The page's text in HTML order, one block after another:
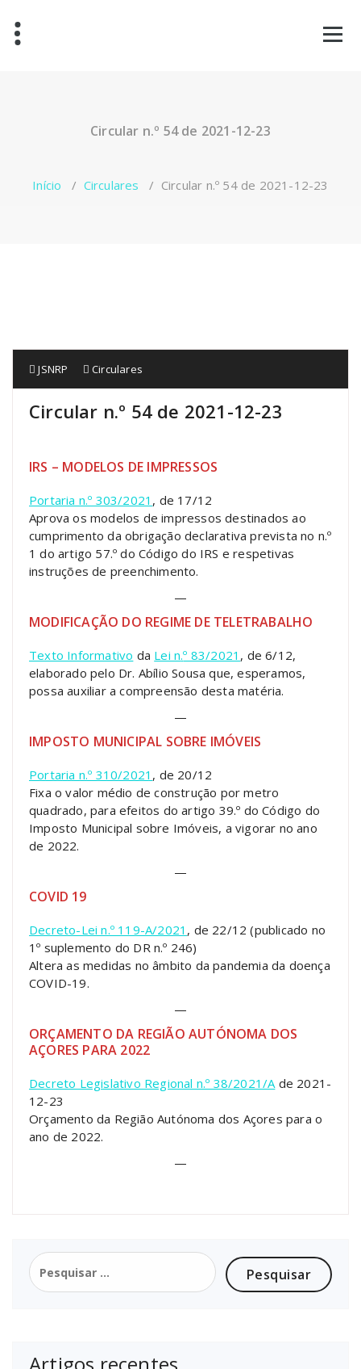
para
Circular n.º 54 de 2021-12-23
Início / Circulares / Circular n.º 54 de 2021-12-23
JSNRP Circulares
Circular n.º 54 de 2021-12-23
IRS – MODELOS DE IMPRESSOS
Portaria n.º 303/2021 , de 17/12
Aprova os modelos de impressos destinados ao
cumprimento da obrigação declarativa prevista no n.º
1 do artigo 57.º do Código do IRS e respetivas
instruções de preenchimento.
—
MODIFICAÇÃO DO REGIME DE TELETRABALHO
Texto Informativo da Lei n.º 83/2021 , de 6/12,
elaborado pelo Dr. Abílio Sousa que, esperamos,
possa auxiliar a compreensão desta matéria.
—
IMPOSTO MUNICIPAL SOBRE IMÓVEIS
Portaria n.º 310/2021 , de 20/12
Fixa o valor médio de construção por metro
quadrado, para efeitos do artigo 39.º do Código do
Imposto Municipal sobre Imóveis, a vigorar no ano
de 2022.
—
COVID 19
Decreto-Lei n.º 119-A/2021 , de 22/12 (publicado no
1º suplemento do DR n.º 246)
Altera as medidas no âmbito da pandemia da doença
COVID-19.
—
ORÇAMENTO DA REGIÃO AUTÓNOMA DOS
AÇORES PARA 2022
Decreto Legislativo Regional n.º 38/2021/Ade 2021-
12-23
Orçamento da Região Autónoma dos Açores para o
ano de 2022.
—
Pesquisar
por: